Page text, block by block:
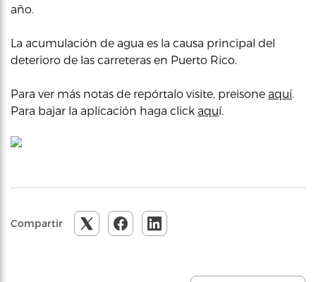
año.
La acumulación de agua es la causa principal del
deterioro de las carreteras en Puerto Rico.
Para ver más notas de repórtalo visite, preisone aquí.
Para bajar la aplicación haga click aquí.
Compartir